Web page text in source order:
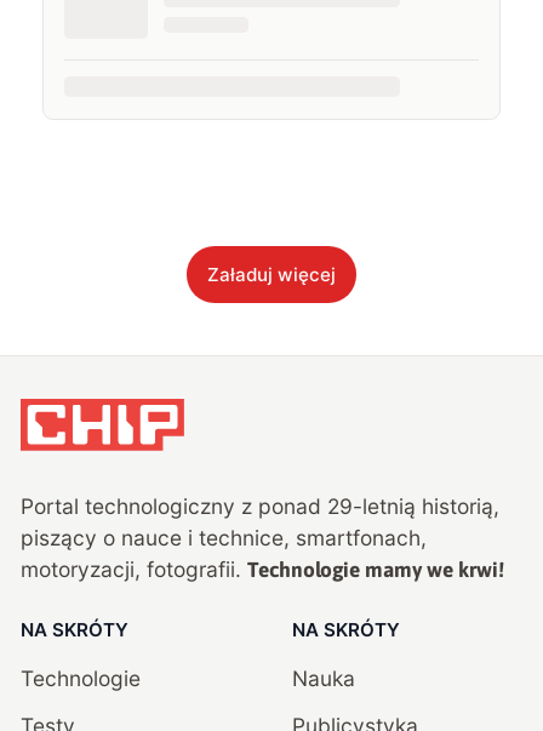
Załaduj więcej
Portal technologiczny z ponad 29-letnią historią,
piszący o nauce i technice, smartfonach,
motoryzacji, fotografii. Technologie mamy we krwi!
NA SKRÓTY
Technologie
Testy
NA SKRÓTY
Nauka
Publicystyka